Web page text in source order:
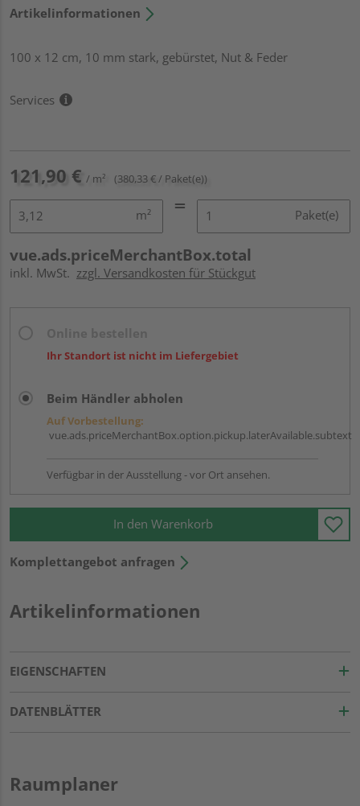
Artikelinformationen
100 x 12 cm, 10 mm stark, gebürstet, Nut & Feder
Services
121,90 € / m² (380,33 € / Paket(e))
m² Paket(e)
vue.ads.priceMerchantBox.total
inkl. MwSt. zzgl. Versandkosten für Stückgut
Ihr Standort ist nicht im Liefergebiet
Beim Händler abholen
Auf Vorbestellung:
vue.ads.priceMerchantBox.option.pickup.laterAvailable.subtext
Verfügbar in der Ausstellung - vor Ort ansehen.
In den Warenkorb
Komplettangebot anfragen
Artikelinformationen
EIGENSCHAFTEN
DATENBLÄTTER
Raumplaner